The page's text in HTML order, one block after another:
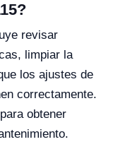
revisar
limpiar la
los ajustes de
correctamente.
obtener